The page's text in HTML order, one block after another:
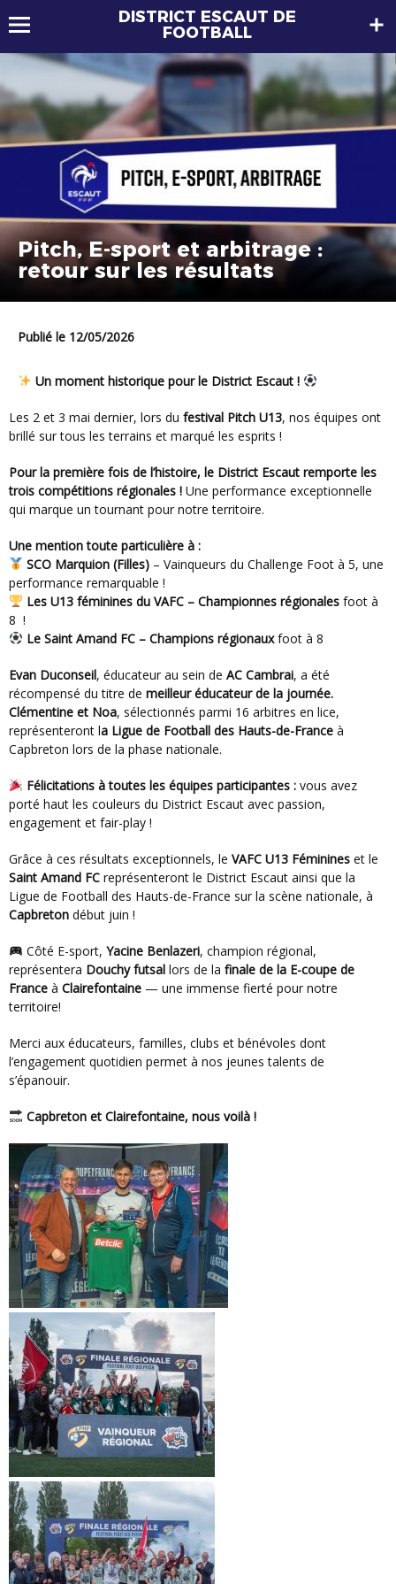
DISTRICT ESCAUT DE
FOOTBALL
Pitch, E-sport et arbitrage :
retour sur les résultats
Publié le 12/05/2026
Un moment historique pour le District Escaut !
Les 2 et 3 mai dernier, lors du festival Pitch U13, nos équipes ont
brillé sur tous les terrains et marqué les esprits !
Pour la première fois de l’histoire, le District Escaut remporte les
trois compétitions régionales ! Une performance exceptionnelle
qui marque un tournant pour notre territoire.
Une mention toute particulière à :
SCO Marquion (Filles) – Vainqueurs du Challenge Foot à 5, une
performance remarquable !
Les U13 féminines du VAFC – Championnes régionales foot à
8 !
Le Saint Amand FC – Champions régionauxfoot à 8
Evan Duconseil, éducateur au sein de AC Cambrai, a été
récompensé du titre de meilleur éducateur de la journée.
Clémentine et Noa, sélectionnés parmi 16 arbitres en lice,
représenteront la Ligue de Football des Hauts-de-France à
Capbreton lors de la phase nationale.
Félicitations à toutes les équipes participantes :vous avez
porté haut les couleurs du District Escaut avec passion,
engagement et fair-play !
Grâce à ces résultats exceptionnels, le VAFC U13 Féminines et le
Saint Amand FC représenteront le District Escaut ainsi que la
Ligue de Football des Hauts-de-France sur la scène nationale, à
Capbreton début juin !
Côté E-sport, Yacine Benlazeri, champion régional,
représentera Douchy futsal lors de la finale de la E-coupe de
France à Clairefontaine — une immense fierté pour notre
territoire!
Merci aux éducateurs, familles, clubs et bénévoles dont
l’engagement quotidien permet à nos jeunes talents de
s’épanouir.
Capbreton et Clairefontaine, nous voilà !